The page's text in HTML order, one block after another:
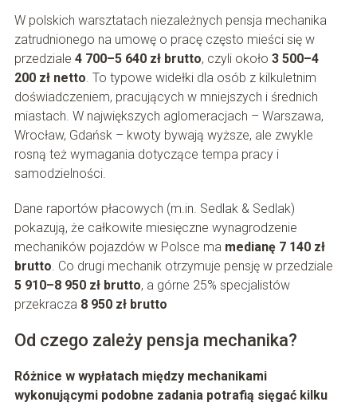
W polskich warsztatach niezależnych pensja mechanika
zatrudnionego na umowę o pracę często mieści się w
przedziale 4 700–5 640 zł brutto, czyli około 3 500–4
200 zł netto. To typowe widełki dla osób z kilkuletnim
doświadczeniem, pracujących w mniejszych i średnich
miastach. W największych aglomeracjach – Warszawa,
Wrocław, Gdańsk – kwoty bywają wyższe, ale zwykle
rosną też wymagania dotyczące tempa pracy i
samodzielności.
Dane raportów płacowych (m.in. Sedlak & Sedlak)
pokazują, że całkowite miesięczne wynagrodzenie
mechaników pojazdów w Polsce ma medianę 7 140 zł
brutto. Co drugi mechanik otrzymuje pensję w przedziale
5 910–8 950 zł brutto, a górne 25% specjalistów
przekracza 8 950 zł brutto
Od czego zależy pensja mechanika?
Różnice w wypłatach między mechanikami
wykonującymi podobne zadania potrafią sięgać kilku